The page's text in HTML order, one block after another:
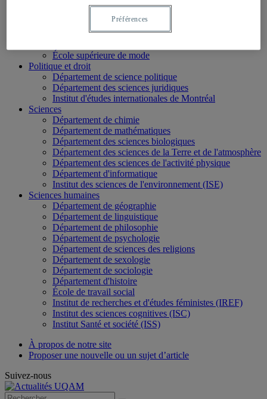
de l’information
Département d'études urbaines et touristiques
École supérieure de mode
Politique et droit
Département de science politique
Département des sciences juridiques
Institut d'études internationales de Montréal
Sciences
Département de chimie
Département de mathématiques
Département des sciences biologiques
Département des sciences de la Terre et de l'atmosphère
Département des sciences de l'activité physique
Département d'informatique
Institut des sciences de l'environnement (ISE)
Sciences humaines
Département de géographie
Département de linguistique
Département de philosophie
Département de psychologie
Département de sciences des religions
Département de sexologie
Département de sociologie
Département d'histoire
École de travail social
Institut de recherches et d'études féministes (IREF)
Institut des sciences cognitives (ISC)
Institut Santé et société (ISS)
À propos de notre site
Proposer une nouvelle ou un sujet d’article
Suivez-nous
Préférences